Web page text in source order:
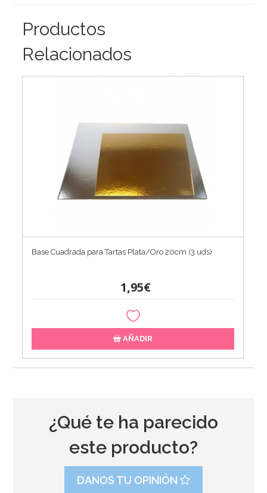
Productos
Relacionados
Base Cuadrada para Tartas Plata/Oro 20cm (3 uds)
1,95€
AÑADIR
¿Qué te ha parecido
este producto?
DANOS TU OPINIÓN